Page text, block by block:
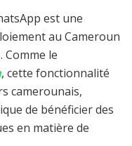
est une
au Cameroun
le
, cette fonctionnalité
camerounais,
de bénéficier des
en matière de